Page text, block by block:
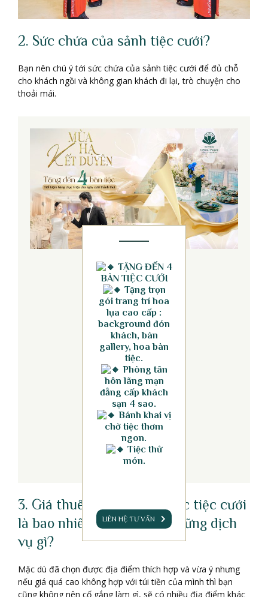
2. Sức chứa của sảnh tiệc cưới?
Bạn nên chú ý tới sức chứa của sảnh tiệc cưới để đủ chỗ
cho khách ngồi và không gian khách đi lại, trò chuyện cho
thoải mái.
TẶNG ĐẾN 4
BÀN TIỆC CƯỚI
Tặng trọn
gói trang trí hoa
lụa cao cấp :
background đón
khách, bàn
gallery, hoa bàn
tiệc.
Phòng tân
hôn lãng mạn
đẳng cấp khách
sạn 4 sao.
Bánh khai vị
chờ tiệc thơm
ngon.
Tiệc thử
món.
LIÊN HỆ TƯ VẤN
3. Giá thuê địa điểm tổ chức tiệc cưới
là bao nhiêu và bao gồm những dịch
vụ gì?
Mặc dù đã chọn được địa điểm thích hợp và vừa ý nhưng
nếu giá quá cao không hợp với túi tiền của mình thì bạn
cũng không nên cố gắng làm gì, sẽ có nhiều địa điểm khác